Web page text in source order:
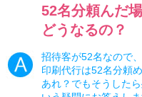
52名分頼んだ
どうなるの？
招待客が52名なので
印刷代行は52名分頼
あれ？でもそうした